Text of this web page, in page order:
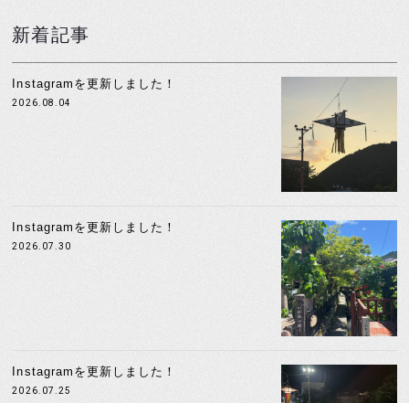
新着記事
Instagramを更新しました！
2026.08.04
Instagramを更新しました！
2026.07.30
Instagramを更新しました！
2026.07.25